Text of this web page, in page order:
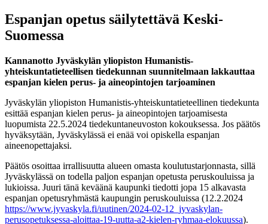
Espanjan opetus säilytettävä Keski-
Suomessa
Kannanotto Jyväskylän yliopiston Humanistis-
yhteiskuntatieteellisen tiedekunnan suunnitelmaan lakkauttaa
espanjan kielen perus- ja aineopintojen tarjoaminen
Jyväskylän yliopiston Humanistis-yhteiskuntatieteellinen tiedekunta
esittää espanjan kielen perus- ja aineopintojen tarjoamisesta
luopumista 22.5.2024 tiedekuntaneuvoston kokouksessa. Jos päätös
hyväksytään, Jyväskylässä ei enää voi opiskella espanjan
aineenopettajaksi.
Päätös osoittaa irrallisuutta alueen omasta koulutustarjonnasta, sillä
Jyväskylässä on todella paljon espanjan opetusta peruskouluissa ja
lukioissa. Juuri tänä keväänä kaupunki tiedotti jopa 15 alkavasta
espanjan opetusryhmästä kaupungin peruskouluissa (12.2.2024
https://www.jyvaskyla.fi/uutinen/2024-02-12_jyvaskylan-
perusopetuksessa-aloittaa-19-uutta-a2-kielen-ryhmaa-elokuussa).